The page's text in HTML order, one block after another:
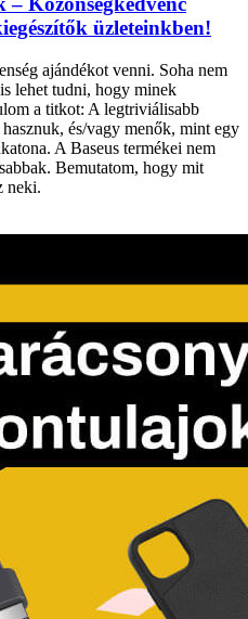
üzleteinkben!
ajándékot venni. Soha nem
lehet tudni, hogy minek
a titkot: A legtriviálisabb
és/vagy menők, mint egy
A Baseus termékei nem
Bemutatom, hogy mit
neki.